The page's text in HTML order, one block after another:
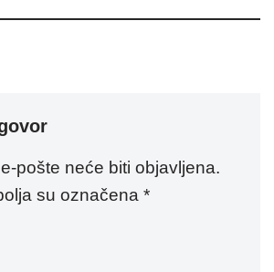
pošte neće biti objavljena.
su označena *